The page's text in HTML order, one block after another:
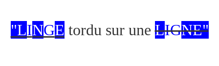
"LINGE tordu sur uneLIGNE"